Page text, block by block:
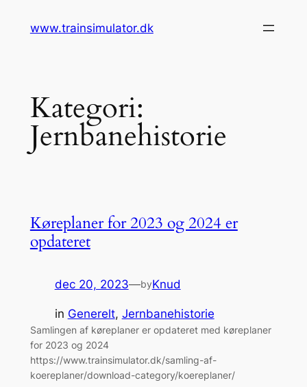
www.trainsimulator.dk
Kategori:
Jernbanehistorie
Køreplaner for 2023 og 2024 er
opdateret
dec 20, 2023—byKnud
in Generelt, Jernbanehistorie
Samlingen af køreplaner er opdateret med køreplaner
for 2023 og 2024
https://www.trainsimulator.dk/samling-af-
koereplaner/download-category/koereplaner/